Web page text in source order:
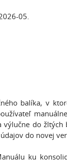
05.
balíka, v
do
do novej
ku